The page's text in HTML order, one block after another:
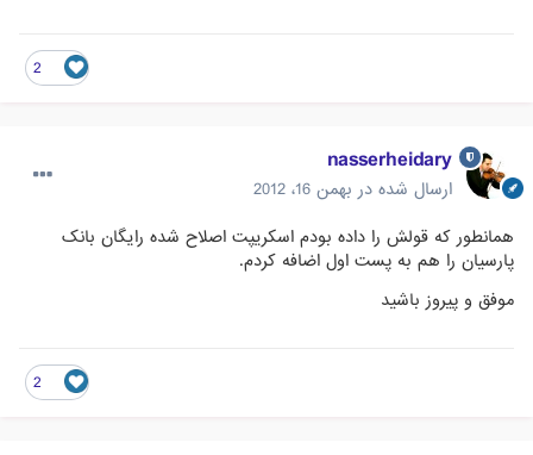
2
nasserheidary
ارسال شده در بهمن 16، 2012
همانطور که قولش را داده بودم اسکریپت اصلاح شده رایگان بانک
پارسیان را هم به پست اول اضافه کردم.
موفق و پیروز باشید
2